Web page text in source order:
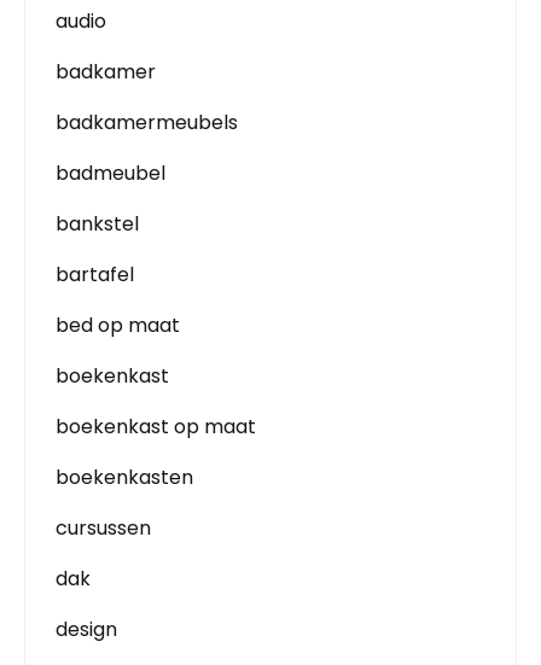
audio
badkamer
badkamermeubels
badmeubel
bankstel
bartafel
bed op maat
boekenkast
boekenkast op maat
boekenkasten
cursussen
dak
design